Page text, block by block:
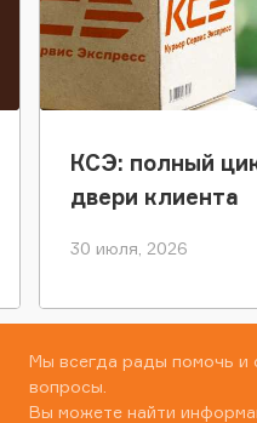
КСЭ: полный
двери клиента
30 июля, 2026
Мы всегда рады помочь и
вопросы.
Вы можете найти